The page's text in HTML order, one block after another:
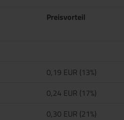
Preisvorteil
0,19 EUR (13%)
0,24 EUR (17%)
0,30 EUR (21%)